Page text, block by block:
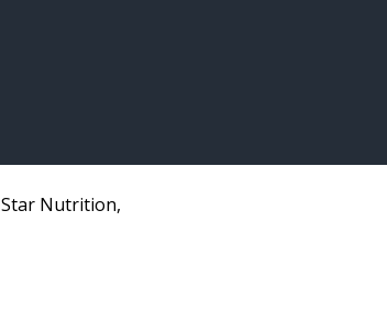
Star Nutrition,